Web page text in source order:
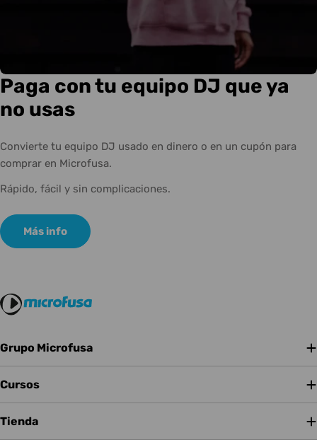
Paga con tu equipo DJ que ya
no usas
Convierte tu equipo DJ usado en dinero o en un cupón para
comprar en Microfusa.
Rápido, fácil y sin complicaciones.
Más info
Grupo Microfusa
Cursos
Tienda